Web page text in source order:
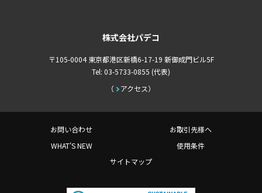
株式会社パデコ
〒105-0004 東京都港区新橋6-17-19 新御成門ビル5F
アクセス
Tel: 03-5733-0855 (代表)
お問い合わせ
お取引先様へ
WHAT'S NEW
使用条件
サイトマップ